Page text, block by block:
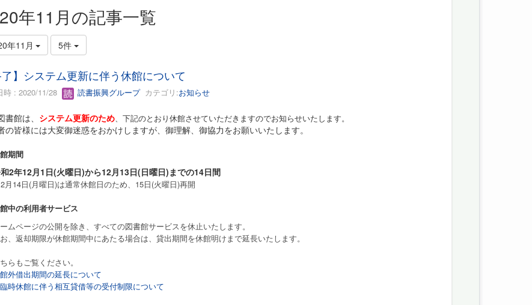
年11月の記事一覧
年11月 5件
了】システム更新に伴う休館について
時 : 2020/11/28 読書振興グループカテゴリ:お知らせ
書館は、 システム更新のため 、下記のとおり休館させていただきますのでお知らせいたします。
の皆様には大変御迷惑をおかけしますが、御理解、御協力をお願いいたします。
期間
2年12月1日(火曜日)から12月13日(日曜日)までの14日間
月14日(月曜日)は通常休館日のため、15日(火曜日)再開
中の利用者サービス
ムページの公開を除き、すべての図書館サービスを休止いたします。
、返却期限が休館期間中にあたる場合は、貸出期間を休館明けまで延長いたします。
らもご覧ください。
館外借出期間の延長について
臨時休館に伴う相互貸借等の受付制限について